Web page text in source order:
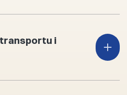
transportu i